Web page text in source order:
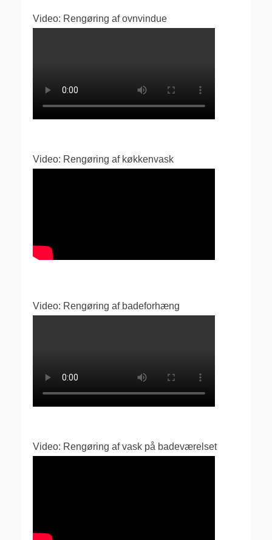
Video: Rengøring af ovnvindue
Video: Rengøring af køkkenvask
Video: Rengøring af badeforhæng
Video: Rengøring af vask på badeværelset